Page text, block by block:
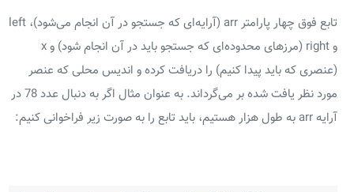
تابع فوق چهار پارامتر arr (آرایه‌ای که جستجو در آن انجام می‌شود)، left
و right (مرزهای محدوده‌ای که جستجو باید در آن انجام شود) و x
(عنصری که باید پیدا کنیم) را دریافت کرده و اندیس محلی که عنصر
مورد نظر یافت شده بر می‌گرداند. به عنوان مثال اگر به دنبال عدد 78 در
آرایه arr به طول هزار هستیم، باید تابع را به صورت زیر فراخوانی کنیم: